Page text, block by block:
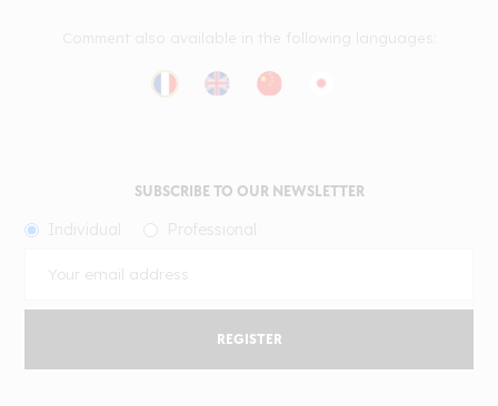
SUBSCRIBE TO OUR NEWSLETTER
REGISTER